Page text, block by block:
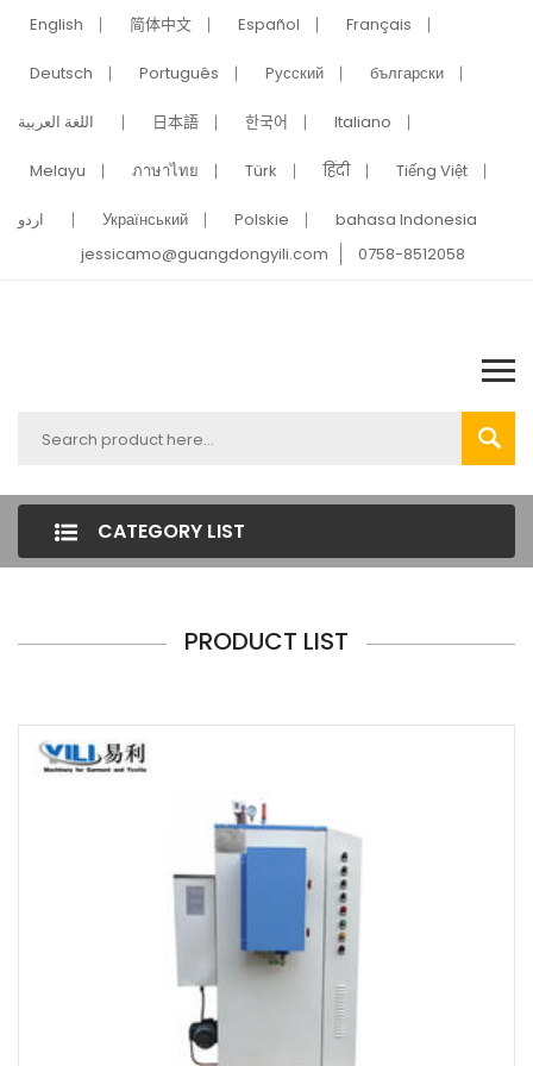
English 简体中文 Español Français
Deutsch Português Pусский български
اللغة العربية 日本語 한국어 Italiano
Melayu ภาษาไทย Türk हिंदी Tiếng Việt
اردو Український Polskie
bahasa Indonesia
jessicamo@guangdongyili.com
0758-8512058
CATEGORY LIST
PRODUCT LIST